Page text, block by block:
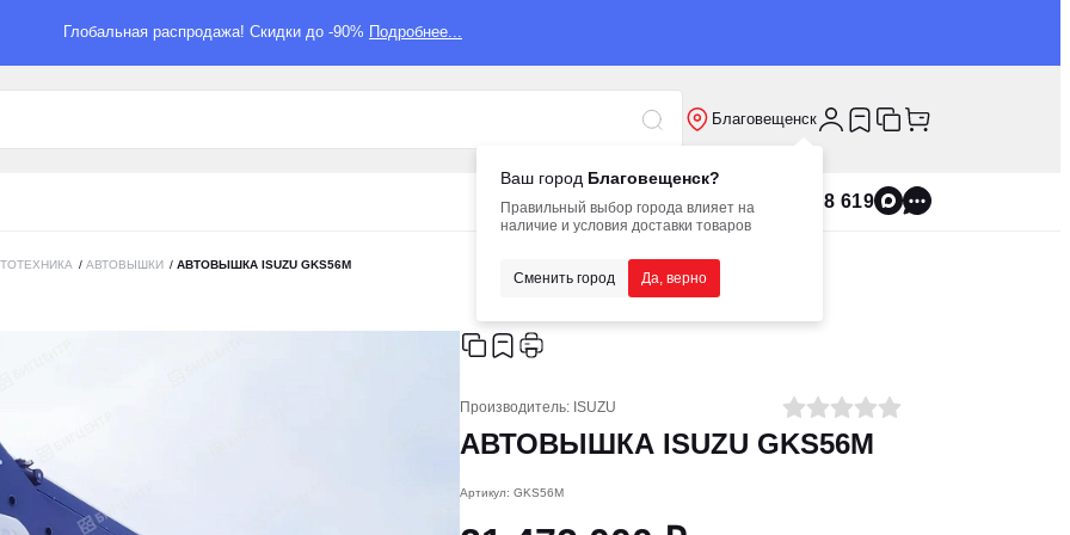
Глобальная распродажа! Скидки до -90% Подробнее...
Благовещенск
Ваш город Благовещенск?
Правильный выбор города влияет на
наличие и условия доставки товаров
Сменить город Да, верно
8 800 555 8 619
/ АВТОВЫШКИ / АВТОВЫШКА ISUZU GKS56M
Производитель: ISUZU
АВТОВЫШКА ISUZU GKS56M
Артикул: GKS56M